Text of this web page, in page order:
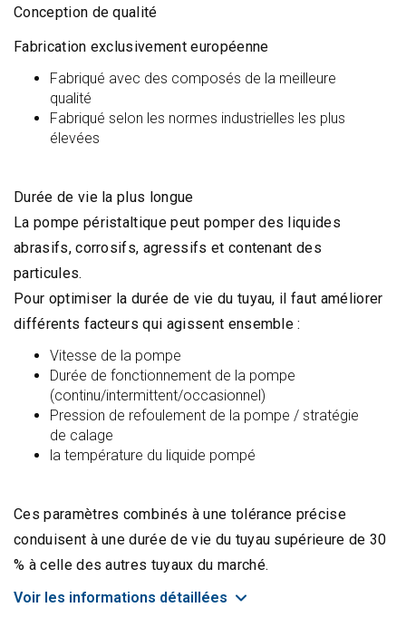
Conception de qualité
Fabrication exclusivement européenne
Fabriqué avec des composés de la meilleure
qualité
Fabriqué selon les normes industrielles les plus
élevées
Durée de vie la plus longue
La pompe péristaltique peut pomper des liquides
abrasifs, corrosifs, agressifs et contenant des
particules.
Pour optimiser la durée de vie du tuyau, il faut améliorer
différents facteurs qui agissent ensemble :
Vitesse de la pompe
Durée de fonctionnement de la pompe
(continu/intermittent/occasionnel)
Pression de refoulement de la pompe / stratégie
de calage
la température du liquide pompé
Ces paramètres combinés à une tolérance précise
conduisent à une durée de vie du tuyau supérieure de 30
% à celle des autres tuyaux du marché.
Voir les informations détaillées